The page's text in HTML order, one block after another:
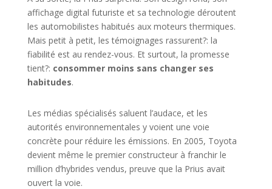
affichage digital futuriste et sa technologie déroutent
les automobilistes habitués aux moteurs thermiques.
Mais petit à petit, les témoignages rassurent?: la
fiabilité est au rendez-vous. Et surtout, la promesse
tient?: consommer moins sans changer ses
habitudes.
Les médias spécialisés saluent l’audace, et les
autorités environnementales y voient une voie
concrète pour réduire les émissions. En 2005, Toyota
devient même le premier constructeur à franchir le
million d’hybrides vendus, preuve que la Prius avait
ouvert la voie.